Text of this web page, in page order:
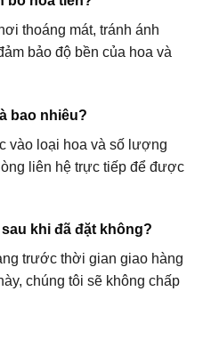
thoáng mát, tránh ánh
bảo độ bền của hoa và
bao nhiêu?
vào loại hoa và số lượng
liên hệ trực tiếp để được
khi đã đặt không?
trước thời gian giao hàng
chúng tôi sẽ không chấp